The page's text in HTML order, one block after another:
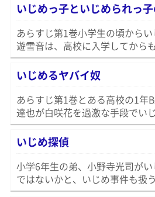
いじめっ子といじめられっ
あらすじ第1巻小学生の頃から
遊雪音は、高校に入学してから
いじめるヤバイ奴
あらすじ第1巻とある高校の1年
達也が白咲花を過激な手段でい
いじめ探偵
小学6年生の弟、小野寺光司が
ではないかと、いじめ事件も扱